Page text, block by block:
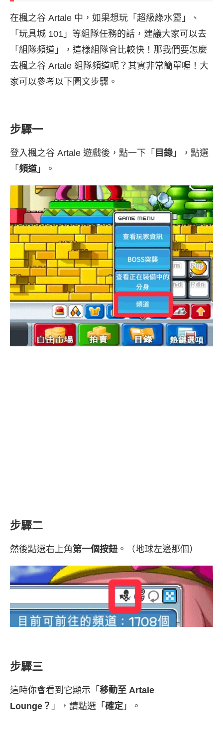
在楓之谷 Artale 中，如果想玩「超級綠水靈」、
「玩具城 101」等組隊任務的話，建議大家可以去
「組隊頻道」，這樣組隊會比較快！那我們要怎麼
去楓之谷 Artale 組隊頻道呢？其實非常簡單喔！大
家可以參考以下圖文步驟。
步驟一
登入楓之谷 Artale 遊戲後，點一下「 目錄 」，點選
「 頻道」。
步驟二
然後點選右上角第一個按鈕 。（地球左邊那個）
步驟三
這時你會看到它顯示「 移動至 Artale
Lounge？ 」，請點選「 確定 」。